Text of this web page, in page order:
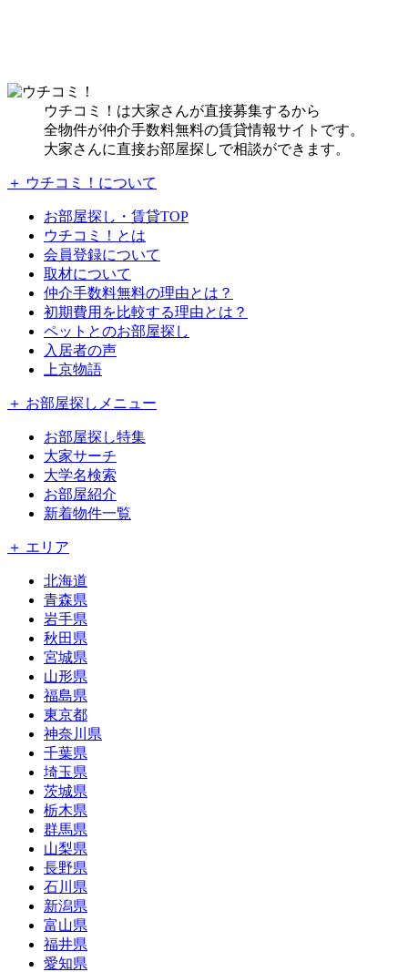
ウチコミ！は大家さんが直接募集するから
全物件が仲介手数料無料の賃貸情報サイトです。
大家さんに直接お部屋探しで相談ができます。
＋ ウチコミ！について
お部屋探し・賃貸TOP
ウチコミ！とは
会員登録について
取材について
仲介手数料無料の理由とは？
初期費用を比較する理由とは？
ペットとのお部屋探し
入居者の声
上京物語
＋ お部屋探しメニュー
お部屋探し特集
大家サーチ
大学名検索
お部屋紹介
新着物件一覧
＋ エリア
北海道
青森県
岩手県
秋田県
宮城県
山形県
福島県
東京都
神奈川県
千葉県
埼玉県
茨城県
栃木県
群馬県
山梨県
長野県
石川県
新潟県
富山県
福井県
愛知県